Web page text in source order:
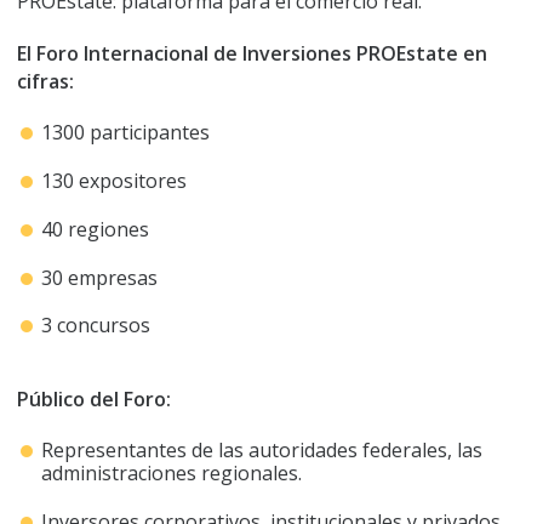
El Foro Internacional de Inversiones PROEstate en
cifras:
1300 participantes
130 expositores
40 regiones
30 empresas
3 concursos
Público del Foro:
Representantes de las autoridades federales, las
administraciones regionales.